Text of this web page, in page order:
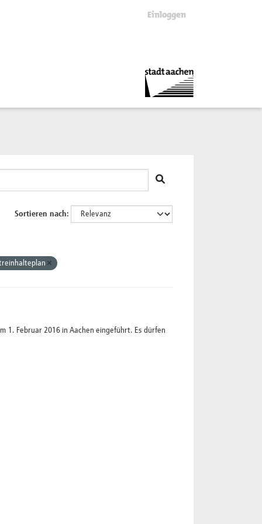
Einloggen
Sortieren nach
1. Februar 2016 in Aachen eingeführt. Es dürfen